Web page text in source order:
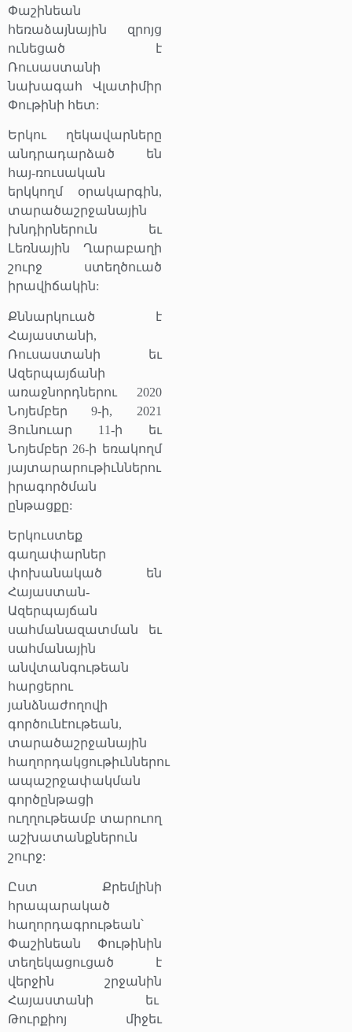
Փաշինեան
հեռաձայնային զրոյց
ունեցած է
Ռուսաստանի
նախագահ Վլատիմիր
Փութինի հետ:
Երկու ղեկավարները
անդրադարձած են
հայ-ռուսական
երկկողմ օրակարգին,
տարածաշրջանային
խնդիրներուն եւ
Լեռնային Ղարաբաղի
շուրջ ստեղծուած
իրավիճակին:
Քննարկուած է
Հայաստանի,
Ռուսաստանի եւ
Ազերպայճանի
առաջնորդներու 2020
Նոյեմբեր 9-ի, 2021
Յունուար 11-ի եւ
Նոյեմբեր 26-ի եռակողմ
յայտարարութիւններու
իրագործման
ընթացքը:
Երկուստեք
գաղափարներ
փոխանակած են
Հայաստան-
Ազերպայճան
սահմանազատման եւ
սահմանային
անվտանգութեան
հարցերու
յանձնաժողովի
գործունէութեան,
տարածաշրջանային
հաղորդակցութիւններու
ապաշրջափակման
գործընթացի
ուղղութեամբ տարուող
աշխատանքներուն
շուրջ:
Ըստ Քրեմլինի
հրապարակած
հաղորդագրութեան՝
Փաշինեան Փութինին
տեղեկացուցած է
վերջին շրջանին
Հայաստանի եւ
Թուրքիոյ միջեւ